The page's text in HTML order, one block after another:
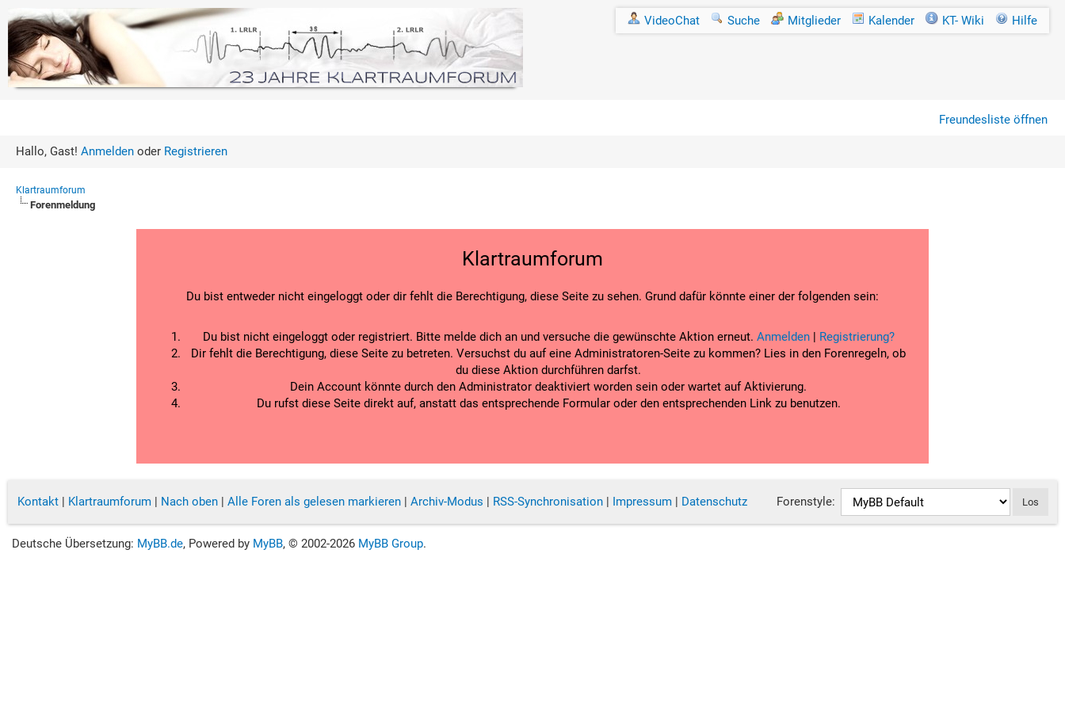
VideoChat Suche Mitglieder Kalender KT- Wiki Hilfe
Freundesliste öffnen
Hallo, Gast! Anmelden oder Registrieren
Klartraumforum
Forenmeldung
Klartraumforum
Du bist entweder nicht eingeloggt oder dir fehlt die Berechtigung, diese Seite zu sehen. Grund dafür könnte einer der folgenden sein:
Du bist nicht eingeloggt oder registriert. Bitte melde dich an und versuche die gewünschte Aktion erneut. Anmelden| Registrierung?
Dir fehlt die Berechtigung, diese Seite zu betreten. Versuchst du auf eine Administratoren-Seite zu kommen? Lies in den Forenregeln, ob
du diese Aktion durchführen darfst.
Dein Account könnte durch den Administrator deaktiviert worden sein oder wartet auf Aktivierung.
Du rufst diese Seite direkt auf, anstatt das entsprechende Formular oder den entsprechenden Link zu benutzen.
Kontakt| Klartraumforum| Nach oben| Alle Foren als gelesen markieren| Archiv-Modus | RSS-Synchronisation| Impressum| Datenschutz Forenstyle:
Deutsche Übersetzung: MyBB.de, Powered by MyBB, © 2002-2026 MyBB Group.